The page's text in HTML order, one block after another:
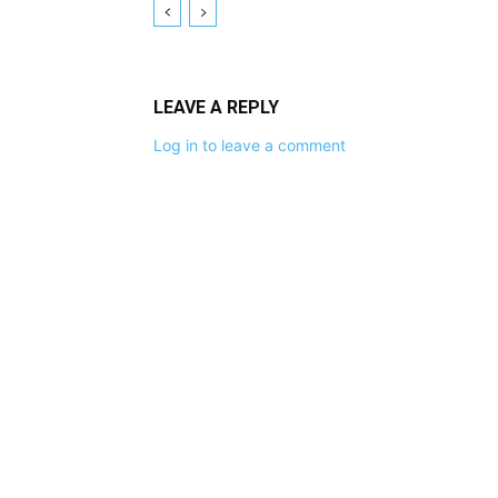
LEAVE A REPLY
Log in to leave a comment